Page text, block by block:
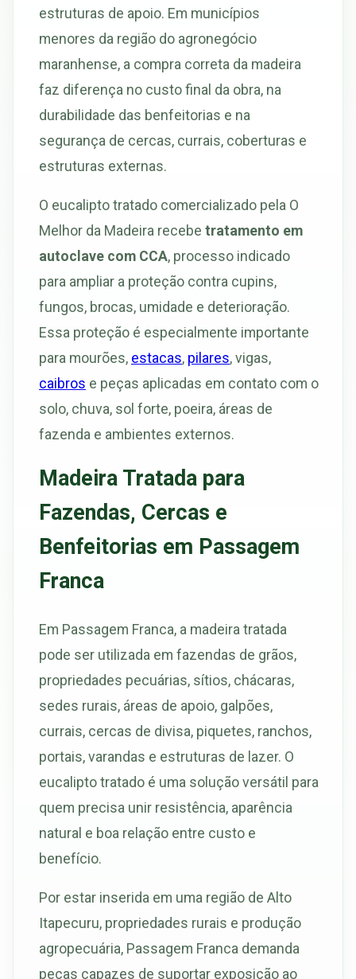
estruturas de apoio. Em municípios
menores da região do agronegócio
maranhense, a compra correta da madeira
faz diferença no custo final da obra, na
durabilidade das benfeitorias e na
segurança de cercas, currais, coberturas e
estruturas externas.
O eucalipto tratado comercializado pela O
Melhor da Madeira recebe tratamento em
autoclave com CCA, processo indicado
para ampliar a proteção contra cupins,
fungos, brocas, umidade e deterioração.
Essa proteção é especialmente importante
para mourões, estacas, pilares, vigas,
caibros e peças aplicadas em contato com o
solo, chuva, sol forte, poeira, áreas de
fazenda e ambientes externos.
Madeira Tratada para
Fazendas, Cercas e
Benfeitorias em Passagem
Franca
Em Passagem Franca, a madeira tratada
pode ser utilizada em fazendas de grãos,
propriedades pecuárias, sítios, chácaras,
sedes rurais, áreas de apoio, galpões,
currais, cercas de divisa, piquetes, ranchos,
portais, varandas e estruturas de lazer. O
eucalipto tratado é uma solução versátil para
quem precisa unir resistência, aparência
natural e boa relação entre custo e
benefício.
Por estar inserida em uma região de Alto
Itapecuru, propriedades rurais e produção
agropecuária, Passagem Franca demanda
peças capazes de suportar exposição ao